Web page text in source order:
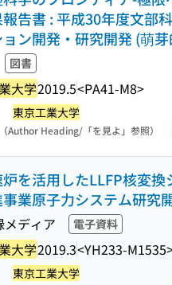
報告書 : 平成30年度文部
ン開発・研究開発 (萌
図書
大学2019.5<PA41-M8>
東京工業大学
Author Heading/「を見よ」参照）
炉を活用したLLFP核変
業原子力システム研究
メディア 電子資料
大学2019.3<YH233-
東京工業大学